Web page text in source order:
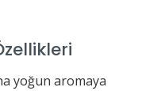
yoğun aromaya